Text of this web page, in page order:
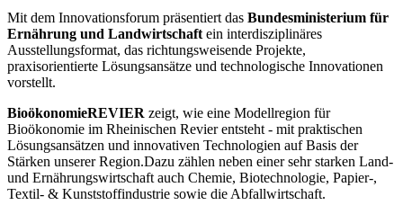
Mit dem Innovationsforum präsentiert das Bundesministerium für
Ernährung und Landwirtschaft ein interdisziplinäres
Ausstellungsformat, das richtungsweisende Projekte,
praxisorientierte Lösungsansätze und technologische Innovationen
vorstellt.
BioökonomieREVIER zeigt, wie eine Modellregion für
Bioökonomie im Rheinischen Revier entsteht - mit praktischen
Lösungsansätzen und innovativen Technologien auf Basis der
Stärken unserer Region.Dazu zählen neben einer sehr starken Land-
und Ernährungswirtschaft auch Chemie, Biotechnologie, Papier-,
Textil- & Kunststoffindustrie sowie die Abfallwirtschaft.